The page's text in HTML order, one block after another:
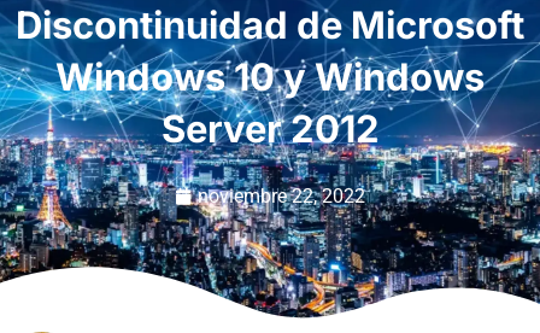
Discontinuidad de Microsoft
Windows 10 y Windows
Server 2012
noviembre 22, 2022